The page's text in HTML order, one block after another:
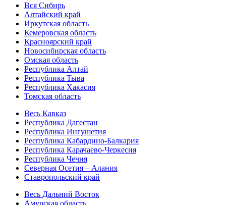
Вся Сибирь
Алтайский край
Иркутская область
Кемеровская область
Красноярский край
Новосибирская область
Омская область
Республика Алтай
Республика Тыва
Республика Хакасия
Томская область
Весь Кавказ
Республика Дагестан
Республика Ингушетия
Республика Кабардино-Балкария
Республика Карачаево-Черкесия
Республика Чечня
Северная Осетия – Алания
Ставропольский край
Весь Дальний Восток
Амурская область